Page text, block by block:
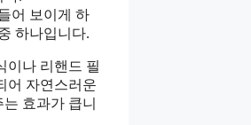
어 보이게 하
하나입니다.
이나 리핸드 필
어 자연스러운
효과가 큽니